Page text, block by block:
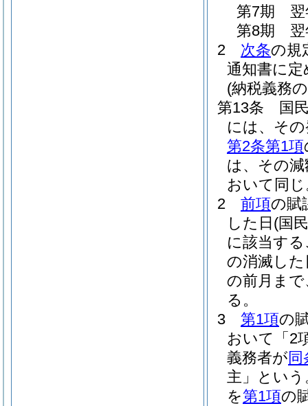
第7期 翌
第8期 翌
2
次条の規
通知書に
(納税義務
第13条
国
には、そ
第2条第1項
は、その
おいて同じ
2
前項の賦
した日 (国
に該当す
の消滅し
の前月ま
る。
3
第1項の
おいて「2
義務者が同
主」という
を第1項の